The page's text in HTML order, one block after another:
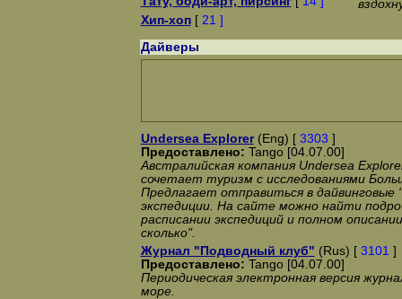
Хип-хоп[ 21 ]
Дайверы
Undersea Explorer(Eng) [ 3303 ]
Предоставлено: Tango [04.07.00]
Австралийская компания Undersea
сочетает туризм с исследованиями
Предлагает отправиться в дайвинговые
экспедиции. На сайте можно найти
расписании экспедиций и полном
сколько".
Журнал "Подводный клуб" (Rus) [ 3101 ]
Предоставлено: Tango [04.07.00]
Периодическая электронная версия
море.